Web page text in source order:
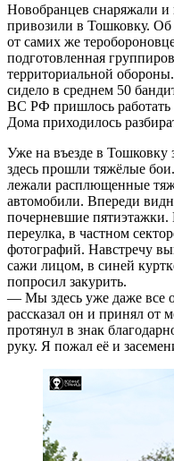
Новобранцев снаряжали и
привозили в Тошковку.
от самих же
подготовленная
территориальной
сидело в среднем 50
ВС РФ пришлось работать
Дома приходилось
Уже на въезде в Тошковку
здесь прошли тяжёлые
лежали расплющенные
автомобили. Впереди
почерневшие
переулка, в частном
фотографий. Навстречу
сажи лицом, в синей
попросил закурить.
— Мы здесь уже даже все
рассказал он и принял от
протянул в знак
руку. Я пожал её и